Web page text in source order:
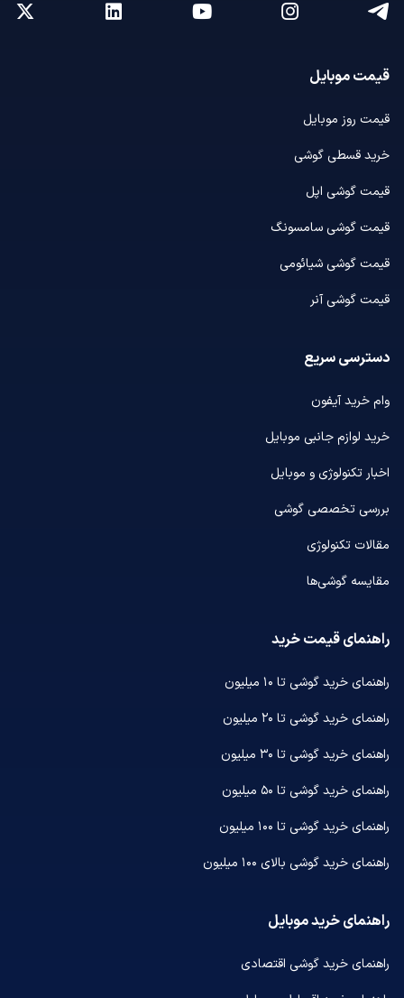
قیمت موبایل
قیمت روز موبایل
خرید قسطی گوشی
قیمت گوشی اپل
قیمت گوشی سامسونگ
قیمت گوشی شیائومی
قیمت گوشی آنر
دسترسی سریع
وام خرید آیفون
خرید لوازم جانبی موبایل
اخبار تکنولوژی و موبایل
بررسی تخصصی گوشی
مقالات تکنولوژی
مقایسه گوشی‌ها
راهنمای قیمت خرید
راهنمای خرید گوشی تا ۱۰ میلیون
راهنمای خرید گوشی تا ۲۰ میلیون
راهنمای خرید گوشی تا ۳۰ میلیون
راهنمای خرید گوشی تا ۵۰ میلیون
راهنمای خرید گوشی تا ۱۰۰ میلیون
راهنمای خرید گوشی بالای ۱۰۰ میلیون
راهنمای خرید موبایل
راهنمای خرید گوشی اقتصادی